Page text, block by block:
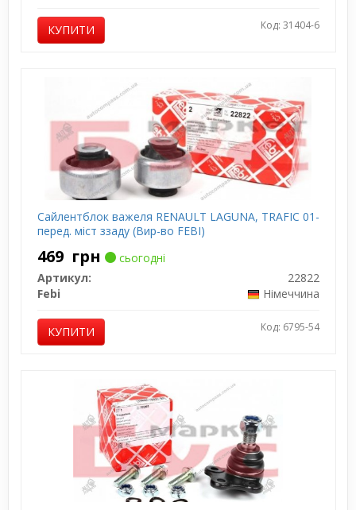
КУПИТИ Код: 31404-6
Сайлентблок важеля RENAULT LAGUNA, TRAFIC 01-
перед. міст ззаду (Вир-во FEBI)
469 грн
сьогодні
Артикул:
22822
Febi
Німеччина
КУПИТИ Код: 6795-54